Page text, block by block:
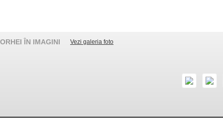
ORHEI ÎN IMAGINI Vezi galeria foto